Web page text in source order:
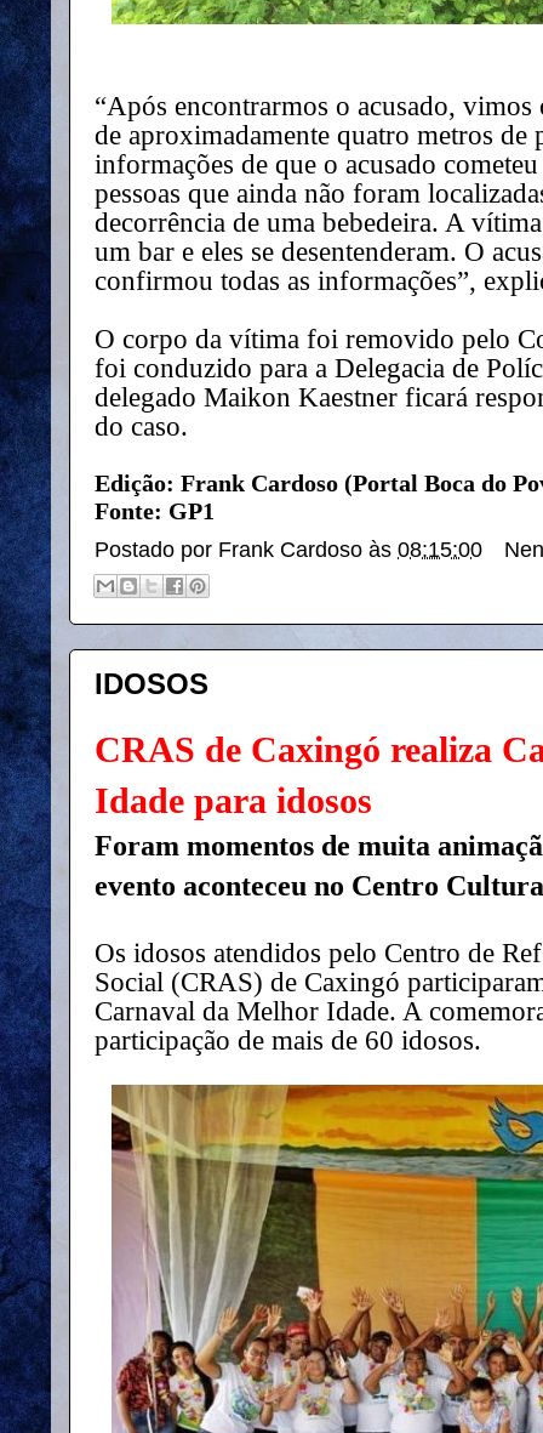
“Após encontrarmos o acusado,
de aproximadamente quatro metros
informações de que o acusado
pessoas que ainda não foram
decorrência de uma bebedeira. A
um bar e eles se desentenderam. O
confirmou todas as informações”,
O corpo da vítima foi removido pelo
foi conduzido para a Delegacia de
delegado Maikon Kaestner ficará
do caso.
Edição: Frank Cardoso (Portal Boca do
Fonte: GP1
Postado por Frank Cardoso às 08:15:00
IDOSOS
CRAS de Caxingó realiza
Idade para idosos
Foram momentos de muita
evento aconteceu no Centro
Os idosos atendidos pelo Centro de
Social (CRAS) de Caxingó
Carnaval da Melhor Idade. A
participação de mais de 60 idosos.